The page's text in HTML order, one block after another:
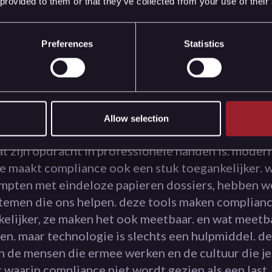
Preferences Statistics
Allow selection
kant van het verhaal
grootste misverstanden over compliance is dat
en procedures gaat. niets is minder waar. het
mensen. over de recruiter die met vertrouwen
hij weet dat de processen kloppen. over de
om persoonlijke informatie te delen. en
zijn opdracht in professionele handen is.
maakt compliance ook een stuk toegankelijker.
met eindeloze papieren dossiers, hebben
die ons helpen. deze tools maken
ze maken het ook meetbaar. en wat
maar technologie is slechts een hulpmiddel.
de mensen die ermee werken en de cultuur die